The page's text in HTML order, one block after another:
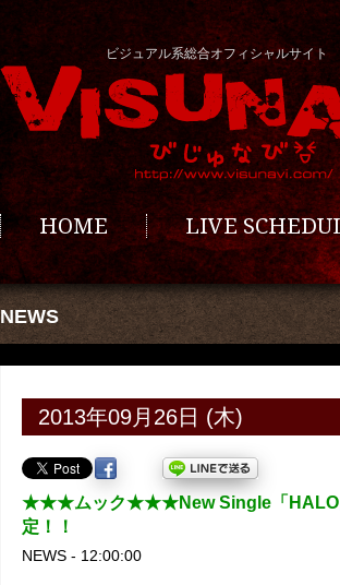
ビジュアル系総合オフィシャルサイト
HOME LIVE
NEWS
2013年09月26日 (木)
★★★ムック★★★New Single「HALO」
定！！
NEWS - 12:00:00